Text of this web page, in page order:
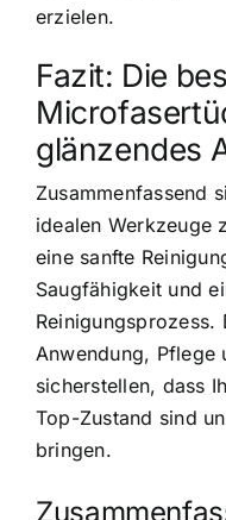
erzielen.
Fazit: Die
glänzendes
Zusammenfassend
idealen Werkzeuge
eine sanfte
Saugfähigkeit und
Anwendung, Pflege
sicherstellen, dass
Top-Zustand sind
bringen.